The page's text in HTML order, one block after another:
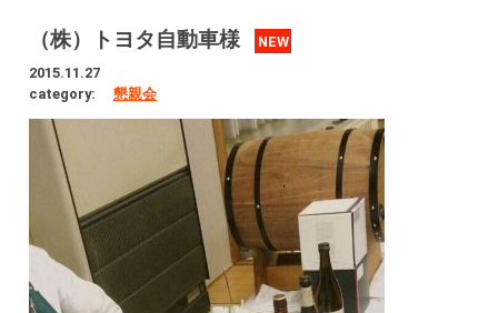
（株）トヨタ自動車様
NEW
2015.11.27
category:
懇親会